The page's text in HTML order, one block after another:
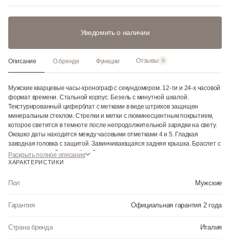
Уведомить о наличии
Описание О бренде Функции Отзывы 0
Мужские кварцевые часы-хронограф с секундомером. 12-ти и 24-х часовой
формат времени. Стальной корпус. Безель с минутной шкалой.
Текстурированный циферблат с метками в виде штрихов защищен
минеральным стеклом. Стрелки и метки с люминесцентным покрытием,
которое светится в темноте после непродолжительной зарядки на свету.
Окошко даты находится между часовыми отметками 4 и 5. Гладкая
заводная головка с защитой. Завинчивающаяся задняя крышка. Браслет с
раскладывающейся застёжкой.
Раскрыть полное описание
ХАРАКТЕРИСТИКИ
Пол Мужские
Гарантия Официальная гарантия 2 года
Страна бренда Италия